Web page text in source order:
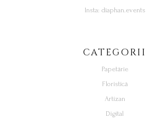
Insta: diaphan.events
CATEGORII
Papetărie
Floristică
Artizan
Digital